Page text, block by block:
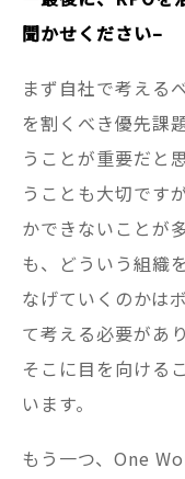
聞かせください–
まず自社で考える
を割くべき優先課
うことが重要だと
うことも大切です
かできないことが
も、どういう組織
なげていくのかは
て考える必要があ
そこに目を向ける
います。
もう一つ、One